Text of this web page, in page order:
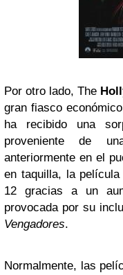
Por otro lado, The
gran fiasco
ha recibido una
proveniente de
anteriormente en el
en taquilla, la
12 gracias a un
provocada por su
Vengadores.
Normalmente, las